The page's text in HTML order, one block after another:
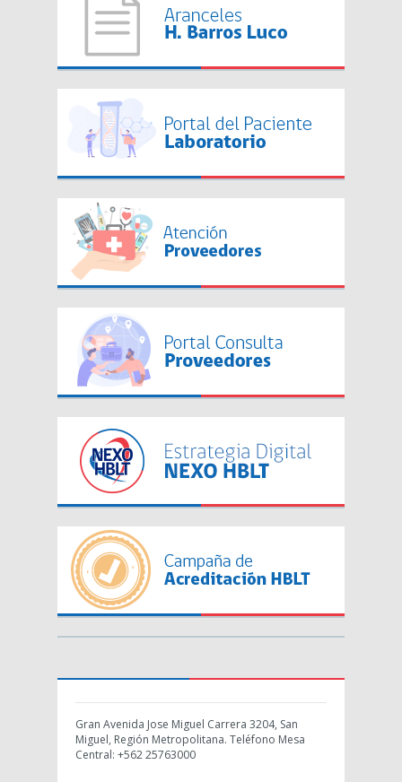
Gran Avenida Jose Miguel Carrera 3204, San
Miguel, Región Metropolitana. Teléfono Mesa
Central: +562 25763000